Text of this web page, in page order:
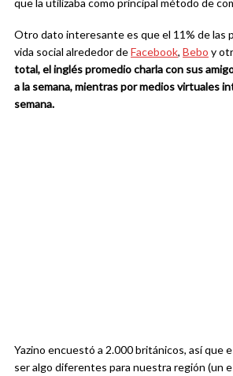
Otro dato interesante es que el 11% de las
vida social alrededor deFacebook, Bebo y
total, el inglés promedio charla con sus
a la semana, mientras por medios virtuales
semana.
Yazino encuestó a 2.000 británicos, así que
ser algo diferentes para nuestra región (un